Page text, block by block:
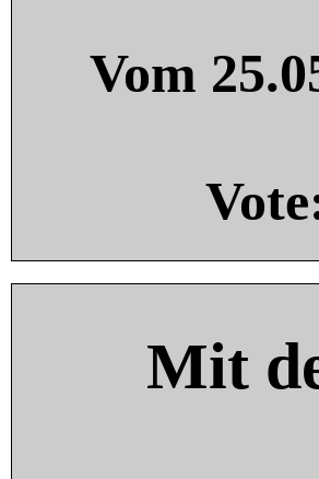
Vom
Mit